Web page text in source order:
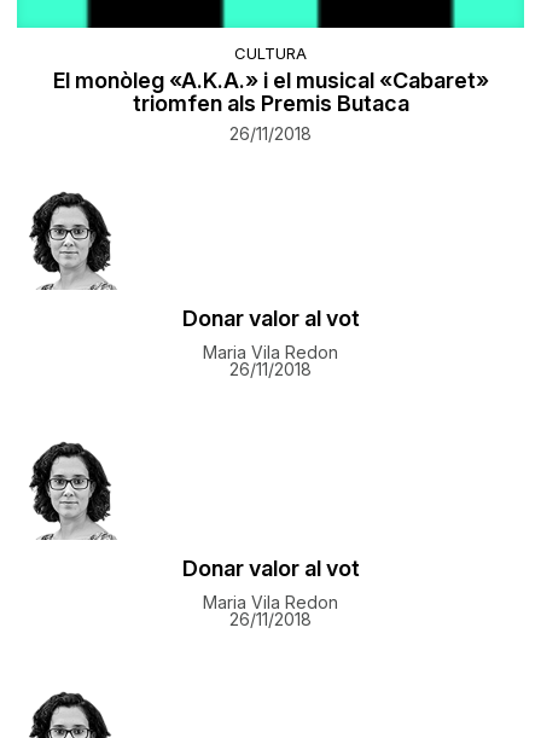
CULTURA
El monòleg «A.K.A.» i el musical «Cabaret»
triomfen als Premis Butaca
26/11/2018
Donar valor al vot
Maria Vila Redon
26/11/2018
Donar valor al vot
Maria Vila Redon
26/11/2018